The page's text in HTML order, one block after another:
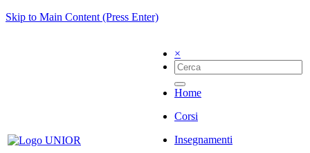
Skip to Main Content (Press Enter)
×
Home
Corsi
Insegnamenti